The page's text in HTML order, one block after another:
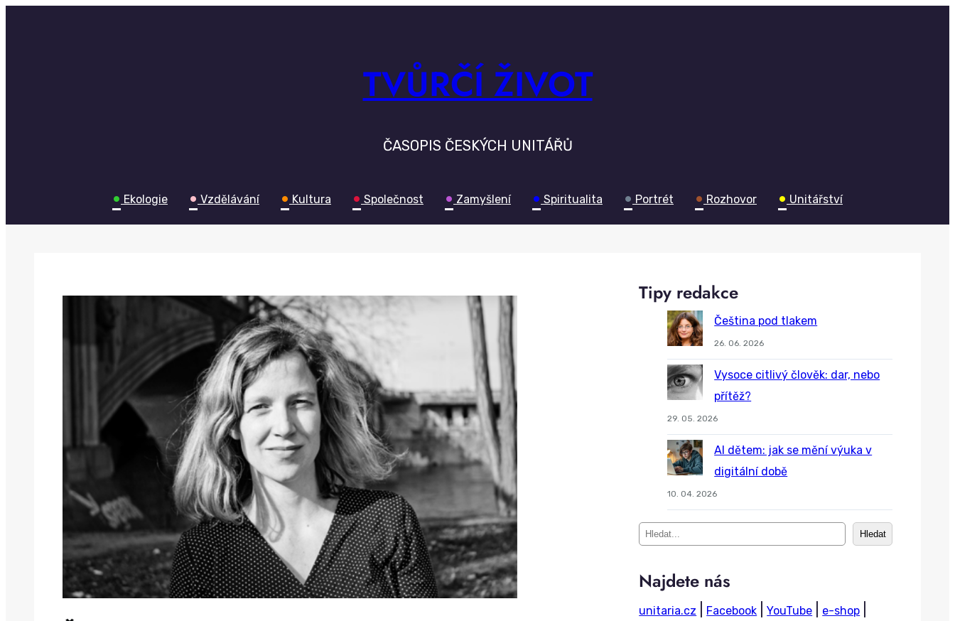
TVŮRČÍ ŽIVOT
ČASOPIS ČESKÝCH UNITÁŘŮ
• Ekologie • Vzdělávání • Kultura • Společnost • Zamyšlení • Spiritualita • Portrét • Rozhovor • Unitářství
Tipy redakce
Čeština pod tlakem
26. 06. 2026
Vysoce citlivý člověk: dar, nebo
přítěž?
29. 05. 2026
AI dětem: jak se mění výuka v
digitální době
10. 04. 2026
S
a
c
Hledat
Najdete nás
unitaria.cz Facebook |YouTube e-shop